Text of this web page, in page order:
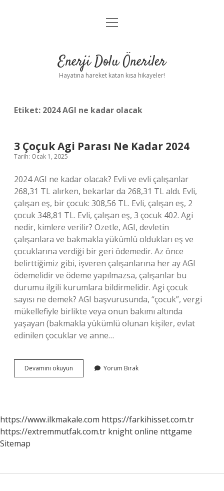
Anasayfa
Yasal Uyarı
menüyü
Enerji Dolu Öneriler
Hayatına hareket katan kısa hikayeler!
Etiket: 2024 AGI ne kadar olacak
3 Çoçuk Agi Parası Ne Kadar 2024
Tarih: Ocak 1, 2025
2024 AGI ne kadar olacak? Evli ve evli çalışanlar
268,31 TL alırken, bekarlar da 268,31 TL aldı. Evli,
çalışan eş, bir çocuk: 308,56 TL. Evli, çalışan eş, 2
çocuk 348,81 TL. Evli, çalışan eş, 3 çocuk 402. Agi
nedir, kimlere verilir? Özetle, AGI, devletin
çalışanlara ve bakmakla yükümlü oldukları eş ve
çocuklarına verdiği bir geri ödemedir. Az önce
belirttiğimiz gibi, işveren çalışanlarına her ay AGI
ödemelidir ve ödeme yapılmazsa, çalışanlar bu
durumu ilgili kurumlara bildirmelidir. Agi çocuk
sayısı ne demek? AGI başvurusunda, “çocuk”, vergi
mükellefiyle birlikte veya onun bakımı altında
yaşayan (bakmakla yükümlü olunan kişiler, evlat
edinilen çocuklar ve anne…
Devamını okuyun
Çoçuk
2024
Yorum Bırak
https://www.ilkmakale.com https://farkihisset.com.tr
https://extremmutfak.com.tr knight online nttgame
Sitemap